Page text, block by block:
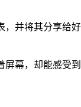
并将其分享给好
幕，却能感受